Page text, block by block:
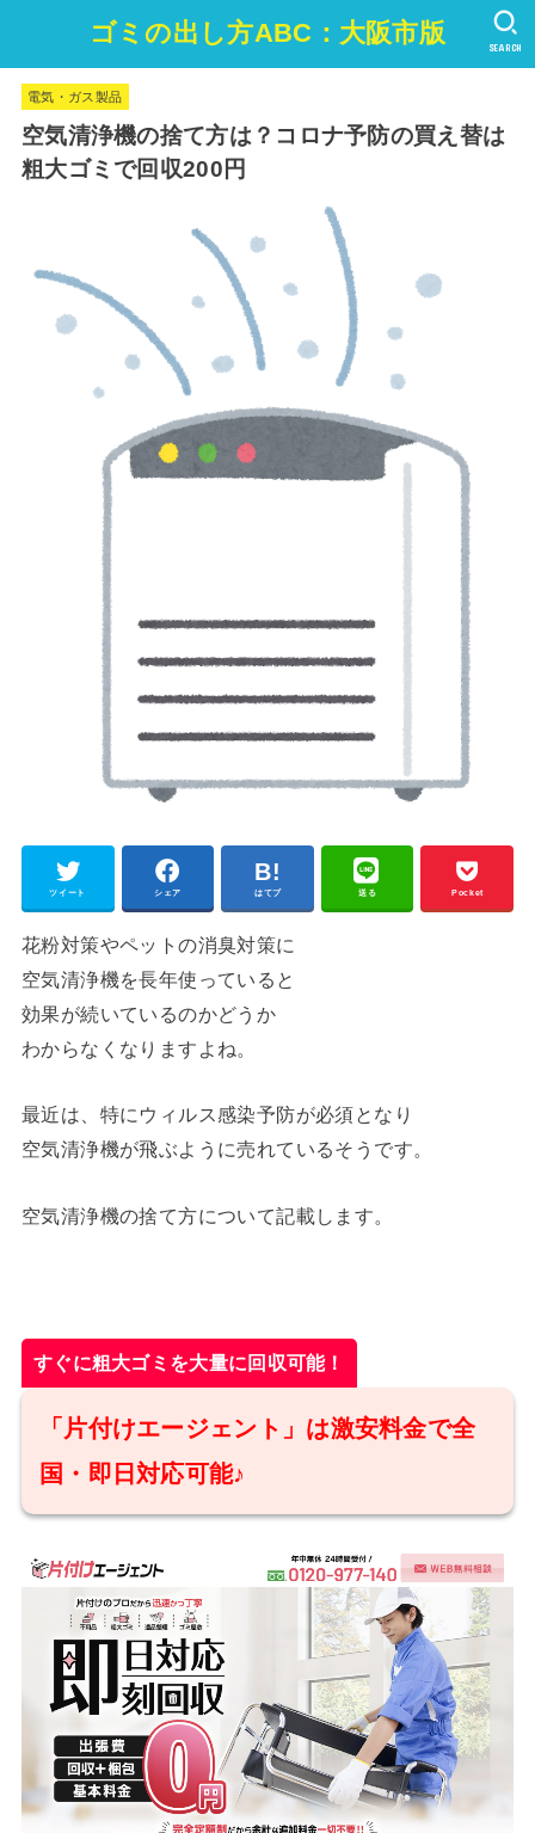
ゴミの出し方ABC：大阪市版 SEARCH
電気・ガス製品
空気清浄機の捨て方は？コロナ予防の買え替は
粗大ゴミで回収200円
ツイート シェア はてブ 送る Pocket
花粉対策やペットの消臭対策に
空気清浄機を長年使っていると
効果が続いているのかどうか
わからなくなりますよね。
最近は、特にウィルス感染予防が必須となり
空気清浄機が飛ぶように売れているそうです。
空気清浄機の捨て方について記載します。
すぐに粗大ゴミを大量に回収可能！
「片付けエージェント」は激安料金で全
国・即日対応可能♪